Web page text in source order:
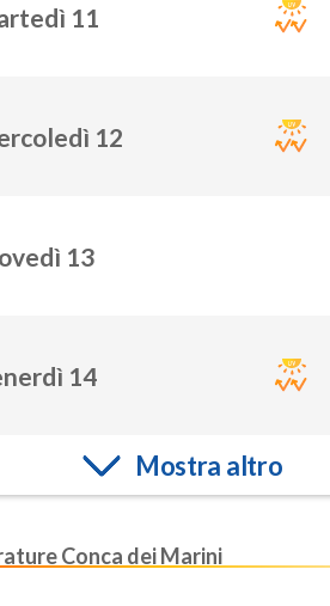
11
12
13
14
Mostra altro
Conca dei Marini